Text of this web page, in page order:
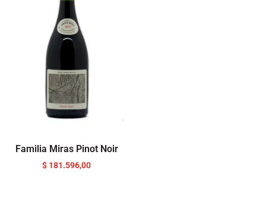
Familia Miras Pinot Noir
$ 181.596,00